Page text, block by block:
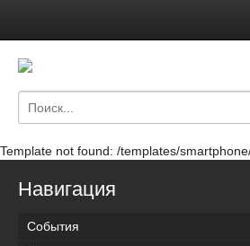
Template not found: /templates/
Навигация
События